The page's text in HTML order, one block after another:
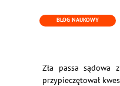
BLOG NAUKOWY
Zła passa sądowa
przypieczętował